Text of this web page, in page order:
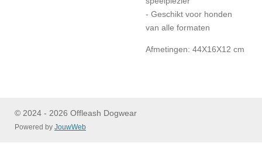
- Geschikt voor honden
van alle formaten
Afmetingen: 44X16X12 cm
© 2024 - 2026 Offleash Dogwear
Powered by JouwWeb